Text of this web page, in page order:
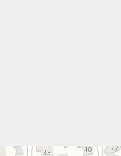
Челябинск